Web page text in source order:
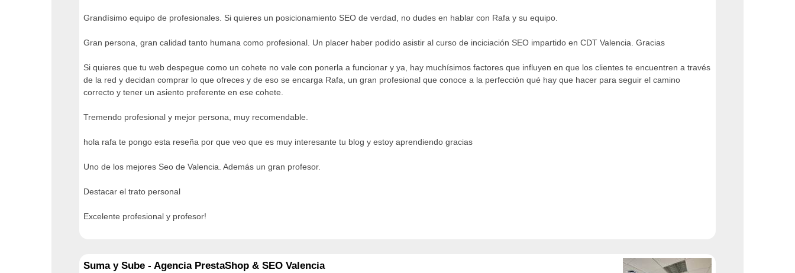
Grandísimo equipo de profesionales. Si quieres un posicionamiento SEO de verdad, no dudes en hablar con Rafa y su equipo.
Gran persona, gran calidad tanto humana como profesional. Un placer haber podido asistir al curso de inciciación SEO impartido en CDT Valencia. Gracias
Si quieres que tu web despegue como un cohete no vale con ponerla a funcionar y ya, hay muchísimos factores que influyen en que los clientes te encuentren a través
de la red y decidan comprar lo que ofreces y de eso se encarga Rafa, un gran profesional que conoce a la perfección qué hay que hacer para seguir el camino
correcto y tener un asiento preferente en ese cohete.
Tremendo profesional y mejor persona, muy recomendable.
hola rafa te pongo esta reseña por que veo que es muy interesante tu blog y estoy aprendiendo gracias
Uno de los mejores Seo de Valencia. Además un gran profesor.
Destacar el trato personal
Excelente profesional y profesor!
Suma y Sube - Agencia PrestaShop & SEO Valencia